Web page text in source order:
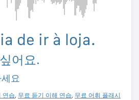
de ir à loja.
어요.
요
연습, 무료 듣기 이해 연습, 무료 어휘 플래시